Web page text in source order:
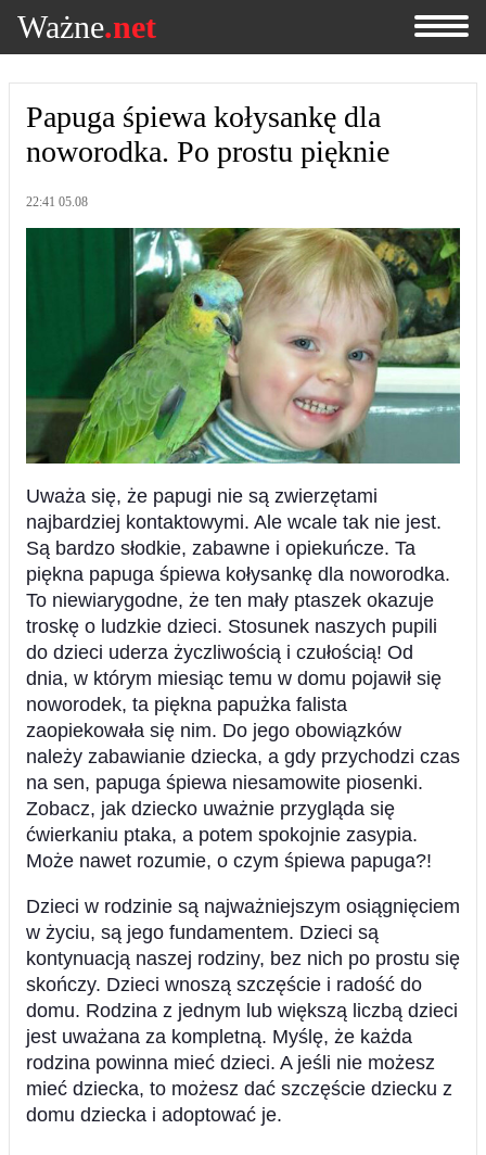
Ważne.net
Papuga śpiewa kołysankę dla
noworodka. Po prostu pięknie
22:41 05.08
Uważa się, że papugi nie są zwierzętami
najbardziej kontaktowymi. Ale wcale tak nie jest.
Są bardzo słodkie, zabawne i opiekuńcze. Ta
piękna papuga śpiewa kołysankę dla noworodka.
To niewiarygodne, że ten mały ptaszek okazuje
troskę o ludzkie dzieci. Stosunek naszych pupili
do dzieci uderza życzliwością i czułością! Od
dnia, w którym miesiąc temu w domu pojawił się
noworodek, ta piękna papużka falista
zaopiekowała się nim. Do jego obowiązków
należy zabawianie dziecka, a gdy przychodzi czas
na sen, papuga śpiewa niesamowite piosenki.
Zobacz, jak dziecko uważnie przygląda się
ćwierkaniu ptaka, a potem spokojnie zasypia.
Może nawet rozumie, o czym śpiewa papuga?!
Dzieci w rodzinie są najważniejszym osiągnięciem
w życiu, są jego fundamentem. Dzieci są
kontynuacją naszej rodziny, bez nich po prostu się
skończy. Dzieci wnoszą szczęście i radość do
domu. Rodzina z jednym lub większą liczbą dzieci
jest uważana za kompletną. Myślę, że każda
rodzina powinna mieć dzieci. A jeśli nie możesz
mieć dziecka, to możesz dać szczęście dziecku z
domu dziecka i adoptować je.